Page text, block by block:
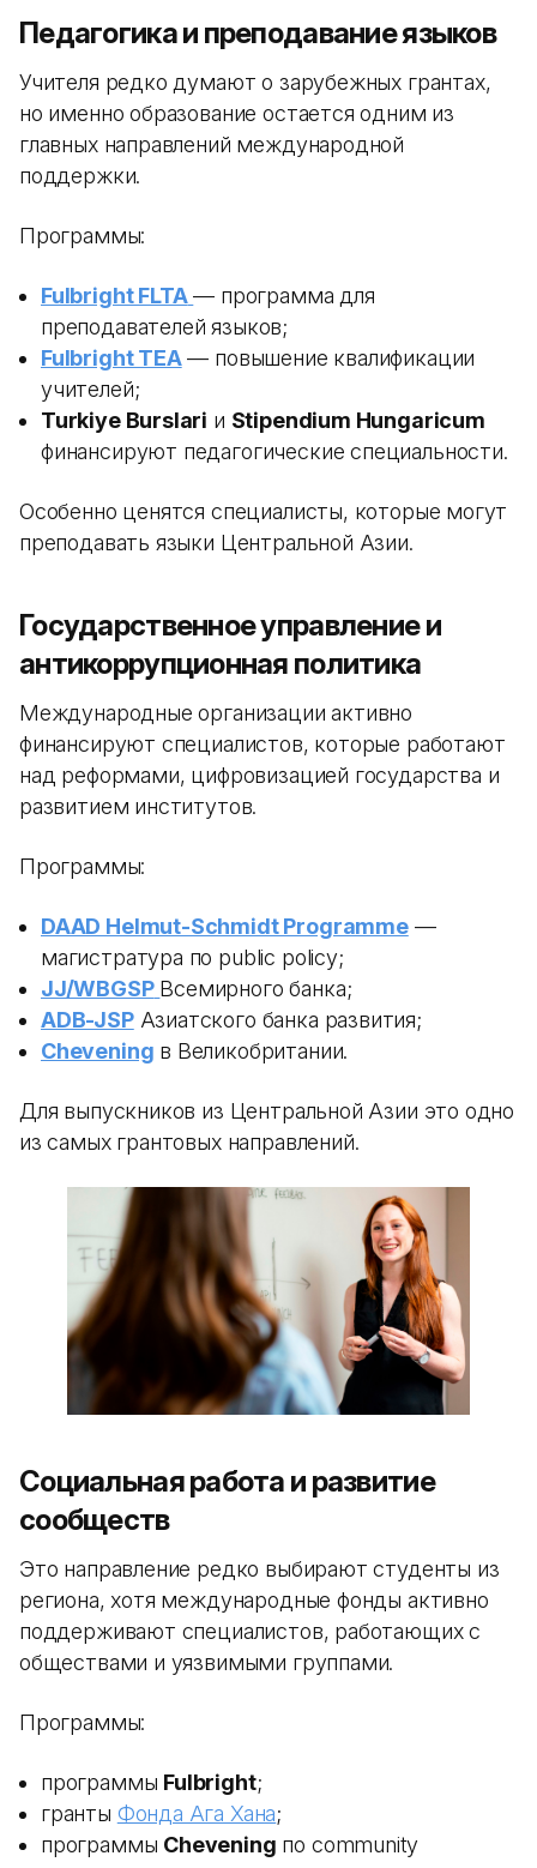
Педагогика и преподавание языков
Учителя редко думают о зарубежных грантах,
но именно образование остается одним из
главных направлений международной
поддержки.
Программы:
Fulbright FLTA — программа для
преподавателей языков;
Fulbright TEA— повышение квалификации
учителей;
Turkiye Burslari и Stipendium Hungaricum
финансируют педагогические специальности.
Особенно ценятся специалисты, которые могут
преподавать языки Центральной Азии.
Государственное управление и
антикоррупционная политика
Международные организации активно
финансируют специалистов, которые работают
над реформами, цифровизацией государства и
развитием институтов.
Программы:
DAAD Helmut-Schmidt Programme—
магистратура по public policy;
JJ/WBGSP Всемирного банка;
ADB-JSPАзиатского банка развития;
Chevening в Великобритании.
Для выпускников из Центральной Азии это одно
из самых грантовых направлений.
Социальная работа и развитие
сообществ
Это направление редко выбирают студенты из
региона, хотя международные фонды активно
поддерживают специалистов, работающих с
обществами и уязвимыми группами.
Программы:
программы Fulbright;
гранты Фонда Ага Хана;
программы Chevening по community